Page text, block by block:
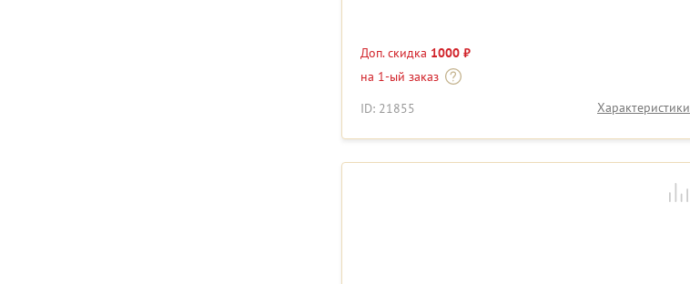
Доп. скидка 1000 ₽
на 1-ый заказ
ID: 21855
Характеристики